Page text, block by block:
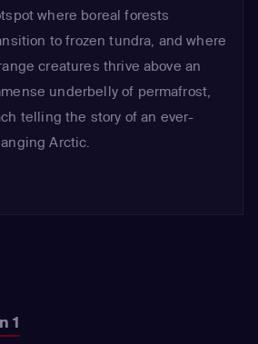
where boreal forests
to frozen tundra, and where
creatures thrive above an
underbelly of permafrost,
telling the story of an ever-
Arctic.
1